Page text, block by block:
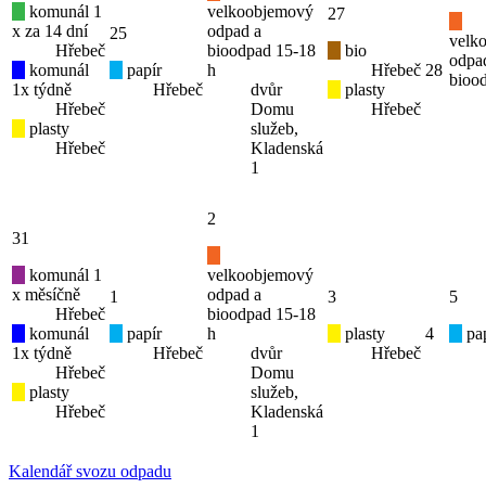
komunál 1
x za 14 dní
Hřebeč
komunál
1x týdně
Hřebeč
plasty
Hřebeč
25
papír
Hřebeč
velkoobjemový
odpad a
bioodpad 15-18
h
dvůr
Domu
služeb,
Kladenská
1
27
bio
Hřebeč
plasty
Hřebeč
28
31
komunál 1
x měsíčně
Hřebeč
komunál
1x týdně
Hřebeč
plasty
Hřebeč
1
papír
Hřebeč
2
velkoobjemový
odpad a
bioodpad 15-18
h
dvůr
Domu
služeb,
Kladenská
1
3
plasty
Hřebeč
4
5
Kalendář svozu odpadu